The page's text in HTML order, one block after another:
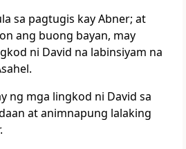
sa pagtugis kay Abner; at
ang buong bayan, may
ni David na labinsiyam na
ng mga lingkod ni David sa
at animnapung lalaking